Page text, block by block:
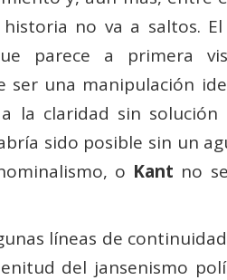
no va a saltos.
parece a primera
ser una manipulación
la claridad sin solución
sido posible sin un
o Kant no
líneas de
del jansenismo